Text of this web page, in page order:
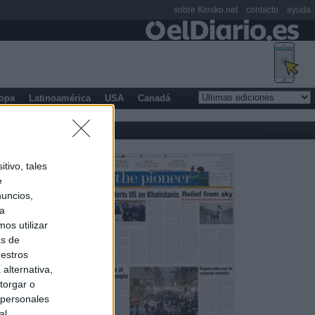
tales
utilizar
de
o
Latinoamérica USA Canadá
sobre Kiosko.net contacto ayuda